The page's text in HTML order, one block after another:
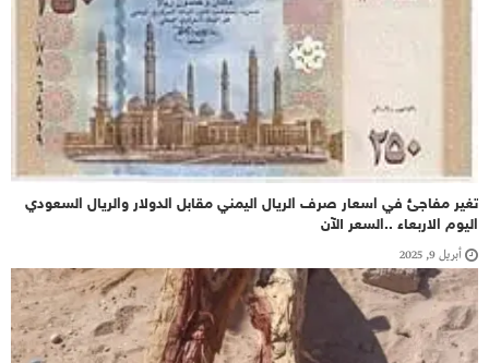
تغير مفاجئ في اسعار صرف الريال اليمني مقابل الدولار والريال السعودي
اليوم الاربعاء ..السعر الآن
أبريل 9, 2025